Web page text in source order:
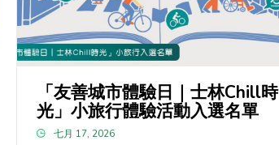
「友善城市體驗日｜士林Chill時
光」小旅行體驗活動入選名單
七月 17, 2026